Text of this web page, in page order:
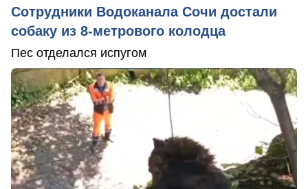
Сотрудники Водоканала Сочи достали
собаку из 8-метрового колодца
Пес отделался испугом